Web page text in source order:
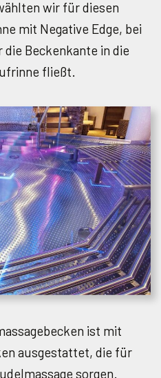
wir für diesen
mit Negative Edge, bei
Beckenkante in die
fließt.
ist mit
ausgestattet, die für
sorgen.